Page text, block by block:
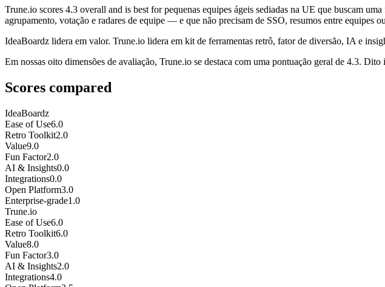
Trune.io scores 4.3 overall and is best for pequenas equipes ágeis sediadas na UE que buscam
agrupamento, votação e radares de equipe — e que não precisam de SSO, resumos entre equipes
IdeaBoardz lidera em valor. Trune.io lidera em kit de ferramentas retrô, fator de diversão, IA e
Em nossas oito dimensões de avaliação, Trune.io se destaca com uma pontuação geral de 4.3.
Scores compared
IdeaBoardz
Ease of Use6.0
Retro Toolkit2.0
Value9.0
Fun Factor2.0
AI & Insights0.0
Integrations0.0
Open Platform3.0
Enterprise-grade1.0
Trune.io
Ease of Use6.0
Retro Toolkit6.0
Value8.0
Fun Factor3.0
AI & Insights2.0
Integrations4.0